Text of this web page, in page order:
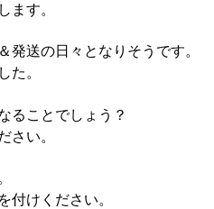
ます。
発送の日々となりそうです。
た。
ることでしょう？
さい。
付けください。